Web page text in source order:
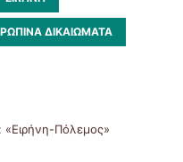
ΔΙΚΑΙΩΜΑΤΑ
«Ειρήνη-Πόλεμος»